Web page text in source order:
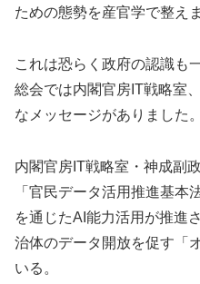
ための態勢を産官学で整え
これは恐らく政府の認識も
総会では内閣官房IT戦略室
なメッセージがありました。
内閣官房IT戦略室・神成副
「官民データ活用推進基本
を通じたAI能力活用が推進
治体のデータ開放を促す「
いる。